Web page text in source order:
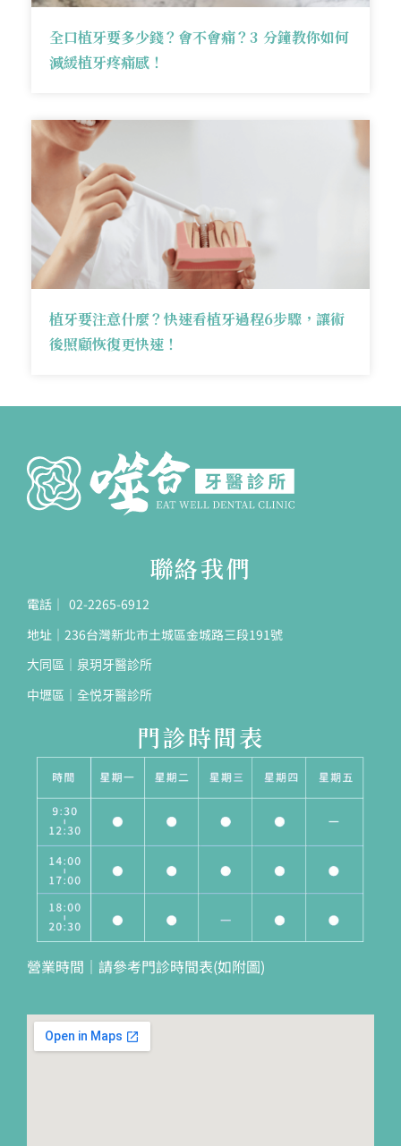
全口植牙要多少錢？會不會痛？3 分鐘教你如何
減緩植牙疼痛感！
植牙要注意什麼？快速看植牙過程6步驟，讓術
後照顧恢復更快速！
聯絡我們
電話｜ 02-2265-6912
地址｜236台灣新北市土城區金城路三段191號
大同區｜泉玥牙醫診所
中壢區｜全悦牙醫診所
門診時間表
營業時間｜請參考門診時間表(如附圖)